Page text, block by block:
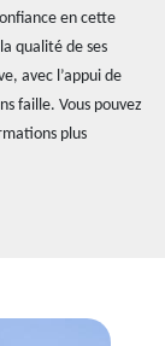
en cette
qualité de ses
avec l’appui de
faille. Vous pouvez
plus